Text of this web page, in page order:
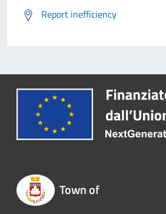
Report inefficiency
Town of